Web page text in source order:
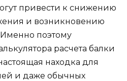
привести к снижению
и возникновению
поэтому
расчета балки
находка для
и даже обычных